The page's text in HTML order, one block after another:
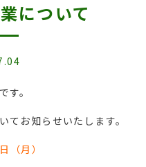
について
す。
てお知らせいたします。
（月）